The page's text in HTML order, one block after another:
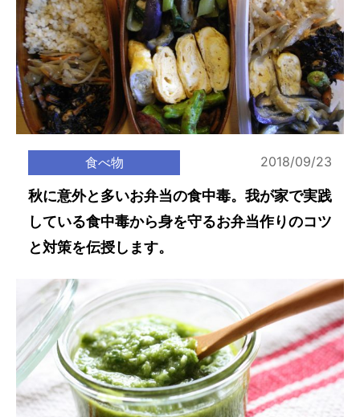
食べ物 2018/09/23
秋に意外と多いお弁当の食中毒。我が家で実践
している食中毒から身を守るお弁当作りのコツ
と対策を伝授します。